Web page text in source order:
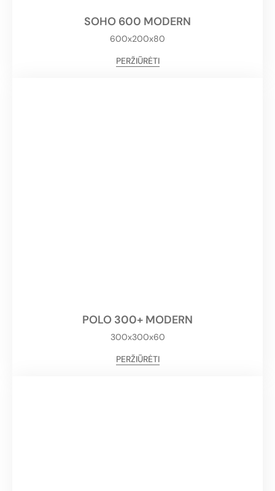
SOHO 600 MODERN
600x200x80
PERŽIŪRĖTI
POLO 300+ MODERN
300x300x60
PERŽIŪRĖTI